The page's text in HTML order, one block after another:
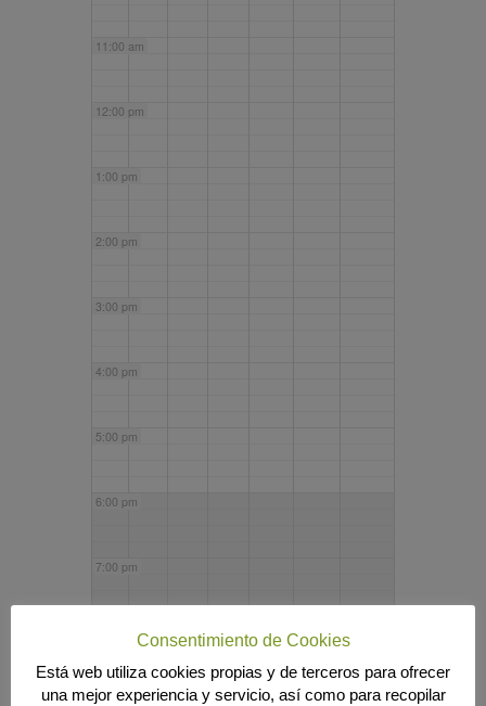
11:00 am
12:00 pm
1:00 pm
2:00 pm
3:00 pm
4:00 pm
5:00 pm
6:00 pm
7:00 pm
9:00 pm
Consentimiento de Cookies
Está web utiliza cookies propias y de terceros para ofrecer
una mejor experiencia y servicio, así como para recopilar